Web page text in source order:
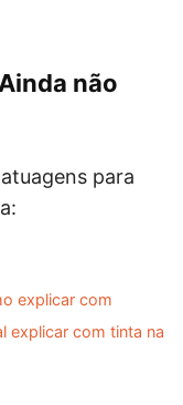
não
para
explicar com
explicar com tinta na